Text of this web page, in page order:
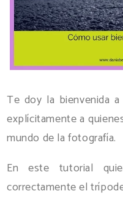
Te doy la bienvenida
explícitamente a
mundo de la fotografía.
En este tutorial
correctamente el